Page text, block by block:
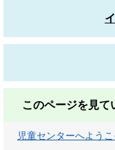
このページを見て
児童センターへようこ